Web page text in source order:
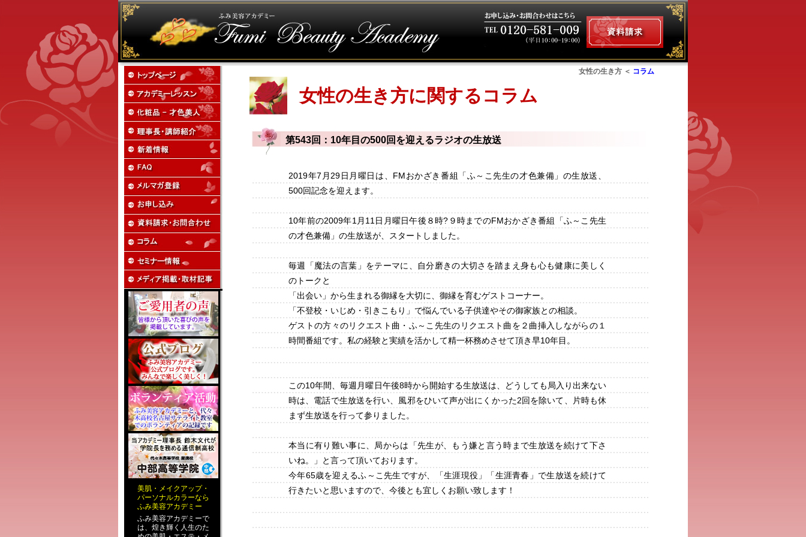
美肌 ・ メイクアップ・
パーソナルカラーなら
ふみ美容アカデミー
ふみ美容アカデミーで
は、煌き輝く人生のた
女性の生き方 ＜ コラム
女性の生き方に関するコラム
第543回：10年目の500回を迎えるラジオの生放送
2019年7月29日月曜日は、FMおかざき番組「ふ～こ先生の才色兼備」の生放送、
500回記念を迎えます。
10年前の2009年1月11日月曜日午後８時?９時までのFMおかざき番組「ふ～こ先生
の才色兼備」の生放送が、スタートしました。
毎週「魔法の言葉」をテーマに、自分磨きの大切さを踏まえ身も心も健康に美しく
のトークと
「出会い」から生まれる御縁を大切に、御縁を育むゲストコーナー。
「不登校・いじめ・引きこもり」で悩んでいる子供達やその御家族との相談。
ゲストの方々のリクエスト曲・ふ～こ先生のリクエスト曲を２曲挿入しながらの１
時間番組です。私の経験と実績を活かして精一杯務めさせて頂き早10年目。
この10年間、毎週月曜日午後8時から開始する生放送は、どうしても局入り出来ない
時は、電話で生放送を行い、風邪をひいて声が出にくかった2回を除いて、片時も休
まず生放送を行って参りました。
本当に有り難い事に、局からは「先生が、もう嫌と言う時まで生放送を続けて下さ
いね。」と言って頂いております。
今年65歳を迎えるふ～こ先生ですが、「生涯現役」「生涯青春」で生放送を続けて
行きたいと思いますので、今後とも宜しくお願い致します！